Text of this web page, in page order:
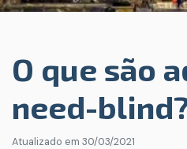
O que são
need-
Atualizado em 30/03/2021